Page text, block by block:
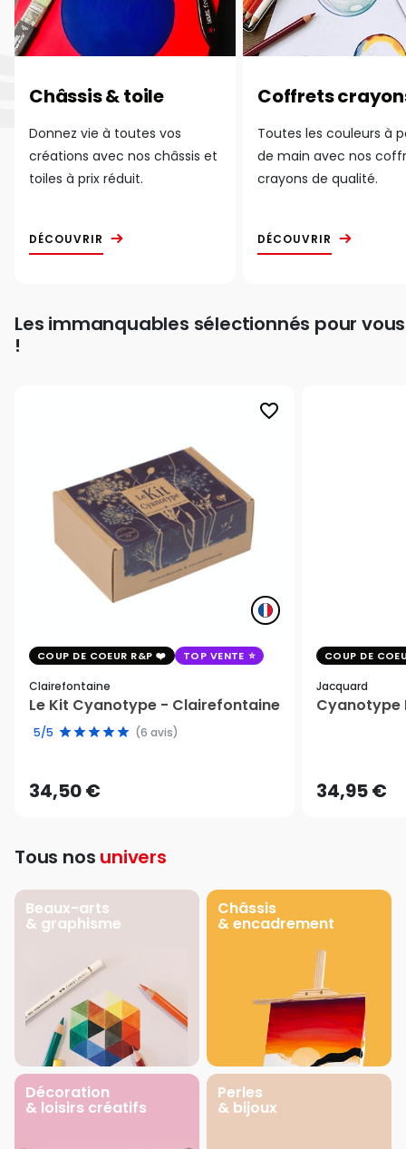
Châssis & toile
Donnez vie à toutes vos
créations avec nos châssis et
toiles à prix réduit.
DÉCOUVRIR
Coffrets
Toutes les couleurs à
de main avec nos
crayons de qualité.
DÉCOUVRIR
Les immanquables sélectionnés pour vous
!
favorite_border
COUP DE COEUR R&P TOP VENTE
Clairefontaine
Le Kit Cyanotype - Clairefontaine
5/5 (6 avis)
34,50 €
COUP DE
Jacquard
Cyanotype
34,95 €
Tous nos univers
Beaux-arts
& graphisme
Châssis
& encadrement
Décoration
& loisirs créatifs
Perles
& bijoux